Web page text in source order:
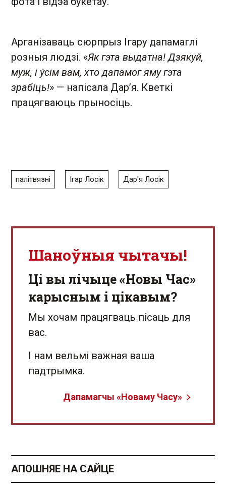
Арганізаваць сюрпрыз Ігару дапамаглі
розныя людзі. «Як гэта выдатна! Дзякуй,
муж, і ўсім вам, хто дапамог яму гэта
зрабіць!» — напісала Дарʼя. Кветкі
працягваюць прыносіць.
палітвязні Ігар Лосік Дар'я Лосік
Шаноўныя чытачы!
Ці вы лічыце «Новы Час»
карысным і цікавым?
Мы хочам працягваць пісаць для
вас.
І нам вельмі важная ваша
падтрымка.
Дапамагчы «Новаму Часу»
АПОШНЯЕ НА САЙЦЕ